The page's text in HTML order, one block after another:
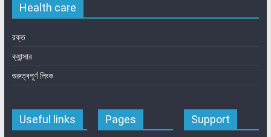
Health care
রক্ত
ক্যান্সার
গুরুত্বপূর্ণ লিংক
Useful links Pages Support